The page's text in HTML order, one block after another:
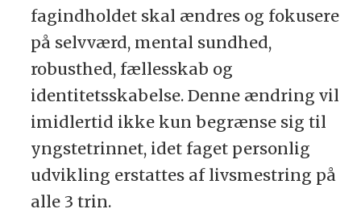
fagindholdet skal ændres og fokusere
på selvværd, mental sundhed,
robusthed, fællesskab og
identitetsskabelse. Denne ændring vil
imidlertid ikke kun begrænse sig til
yngstetrinnet, idet faget personlig
udvikling erstattes af livsmestring på
alle 3 trin.